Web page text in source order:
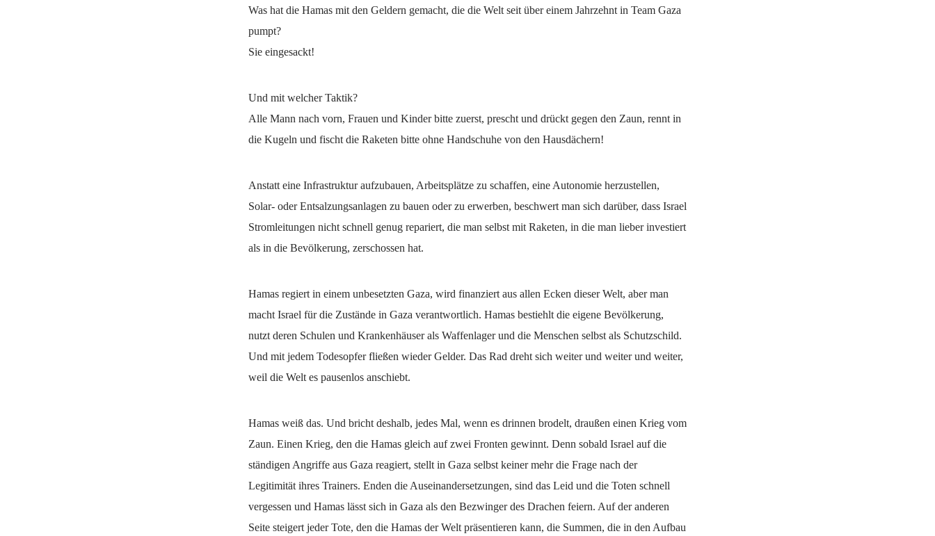
Was hat die Hamas mit den Geldern gemacht, die die Welt seit über einem Jahrzehnt in Team Gaza
pumpt?
Sie eingesackt!
Und mit welcher Taktik?
Alle Mann nach vorn, Frauen und Kinder bitte zuerst, prescht und drückt gegen den Zaun, rennt in
die Kugeln und fischt die Raketen bitte ohne Handschuhe von den Hausdächern!
Anstatt eine Infrastruktur aufzubauen, Arbeitsplätze zu schaffen, eine Autonomie herzustellen,
Solar- oder Entsalzungsanlagen zu bauen oder zu erwerben, beschwert man sich darüber, dass Israel
Stromleitungen nicht schnell genug repariert, die man selbst mit Raketen, in die man lieber investiert
als in die Bevölkerung, zerschossen hat.
Hamas regiert in einem unbesetzten Gaza, wird finanziert aus allen Ecken dieser Welt, aber man
macht Israel für die Zustände in Gaza verantwortlich. Hamas bestiehlt die eigene Bevölkerung,
nutzt deren Schulen und Krankenhäuser als Waffenlager und die Menschen selbst als Schutzschild.
Und mit jedem Todesopfer fließen wieder Gelder. Das Rad dreht sich weiter und weiter und weiter,
weil die Welt es pausenlos anschiebt.
Hamas weiß das. Und bricht deshalb, jedes Mal, wenn es drinnen brodelt, draußen einen Krieg vom
Zaun. Einen Krieg, den die Hamas gleich auf zwei Fronten gewinnt. Denn sobald Israel auf die
ständigen Angriffe aus Gaza reagiert, stellt in Gaza selbst keiner mehr die Frage nach der
Legitimität ihres Trainers. Enden die Auseinandersetzungen, sind das Leid und die Toten schnell
vergessen und Hamas lässt sich in Gaza als den Bezwinger des Drachen feiern. Auf der anderen
Seite steigert jeder Tote, den die Hamas der Welt präsentieren kann, die Summen, die in den Aufbau